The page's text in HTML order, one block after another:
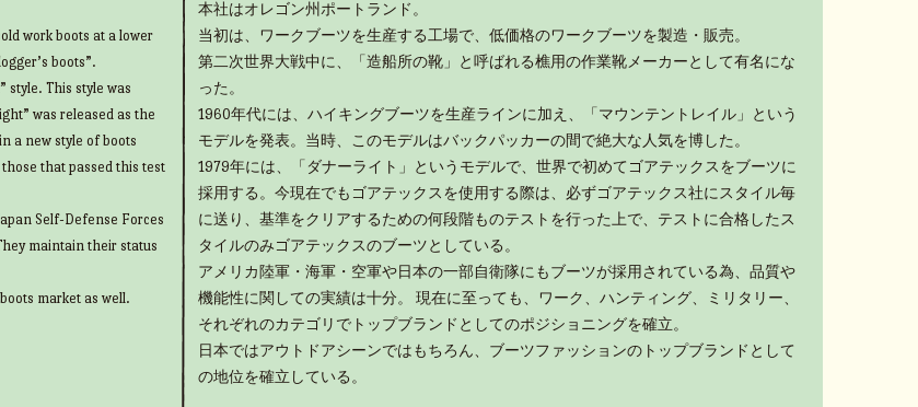
work boots at a lower
boots”.
style. This style was
was released as the
a new style of boots
that passed this test
Self-Defense Forces
maintain their status
market as well.
本社はオレゴン州ポートランド。
当初は、ワークブーツを生産する工場で、低価格のワークブーツを製造・販売。
第二次世界大戦中に、「造船所の靴」と呼ばれる樵用の作業靴メーカーとして有名にな
った。
1960年代には、ハイキングブーツを生産ラインに加え、「マウンテントレイル」という
モデルを発表。当時、このモデルはバックパッカーの間で絶大な人気を博した。
1979年には、「ダナーライト」というモデルで、世界で初めてゴアテックスをブーツに
採用する。今現在でもゴアテックスを使用する際は、必ずゴアテックス社にスタイル毎
に送り、基準をクリアするための何段階ものテストを行った上で、テストに合格したス
タイルのみゴアテックスのブーツとしている。
アメリカ陸軍・海軍・空軍や日本の一部自衛隊にもブーツが採用されている為、品質や
機能性に関しての実績は十分。 現在に至っても、ワーク、ハンティング、ミリタリー、
それぞれのカテゴリでトップブランドとしてのポジショニングを確立。
日本ではアウトドアシーンではもちろん、ブーツファッションのトップブランドとして
の地位を確立している。